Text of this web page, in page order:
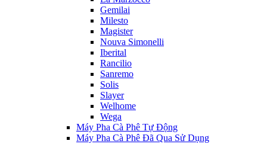
Gemilai
Milesto
Magister
Nouva Simonelli
Iberital
Rancilio
Sanremo
Solis
Slayer
Welhome
Wega
Máy Pha Cà Phê Tự Động
Máy Pha Cà Phê Đã Qua Sử Dụng